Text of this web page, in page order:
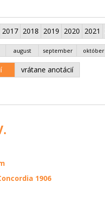
2017 2018 2019 2020 2021
august september október
vrátane anotácií
1906